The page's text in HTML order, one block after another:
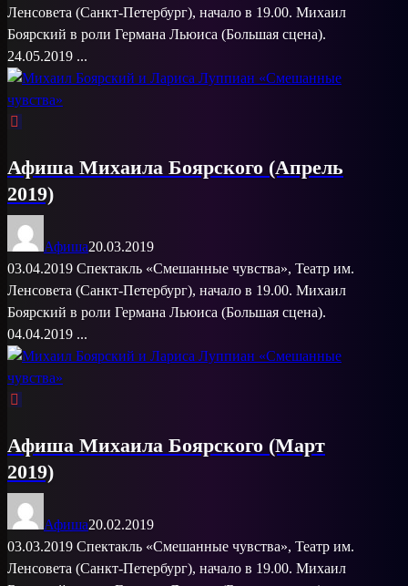
Ленсовета (Санкт-Петербург), начало в 19.00. Михаил
Боярский в роли Германа Льюиса (Большая сцена).
24.05.2019 ...
Афиша Михаила Боярского (Апрель
2019)
Афиша20.03.2019
03.04.2019 Спектакль «Смешанные чувства», Театр им.
Ленсовета (Санкт-Петербург), начало в 19.00. Михаил
Боярский в роли Германа Льюиса (Большая сцена).
04.04.2019 ...
Афиша Михаила Боярского (Март
2019)
Афиша20.02.2019
03.03.2019 Спектакль «Смешанные чувства», Театр им.
Ленсовета (Санкт-Петербург), начало в 19.00. Михаил